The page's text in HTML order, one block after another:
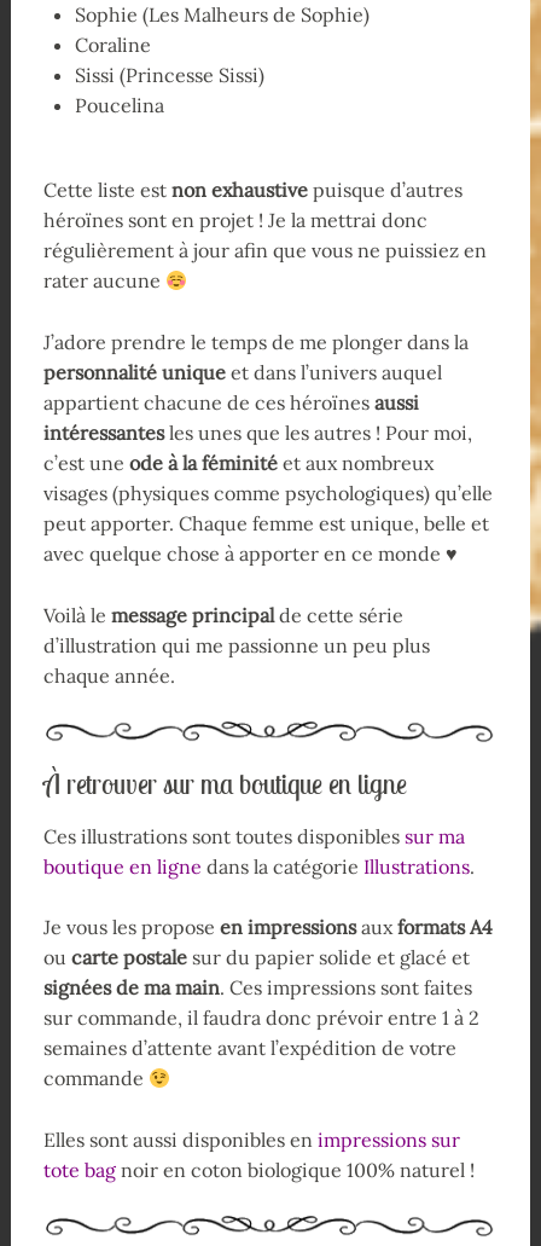
Sophie (Les Malheurs de Sophie)
Coraline
Sissi (Princesse Sissi)
Poucelina
Cette liste estnon exhaustive puisque d’autres
héroïnes sont en projet ! Je la mettrai donc
régulièrement à jour afin que vous ne puissiez en
rater aucune
J’adore prendre le temps de me plonger dans la
personnalité unique et dans l’univers auquel
appartient chacune de ces héroïnesaussi
intéressantesles unes que les autres ! Pour moi,
c’est uneode à la féminité et aux nombreux
visages (physiques comme psychologiques) qu’elle
peut apporter. Chaque femme est unique, belle et
avec quelque chose à apporter en ce monde ♥
Voilà lemessage principalde cette série
d’illustration qui me passionne un peu plus
chaque année.
À retrouver sur ma boutique en ligne
Ces illustrations sont toutes disponiblessur ma
boutique en ligne dans la catégorie Illustrations.
Je vous les proposeen impressionsauxformats A4
oucarte postale sur du papier solide et glacé et
signées de ma main. Ces impressions sont faites
sur commande, il faudra donc prévoir entre 1 à 2
semaines d’attente avant l’expédition de votre
commande
Elles sont aussi disponibles enimpressions sur
tote bag noir en coton biologique 100% naturel !